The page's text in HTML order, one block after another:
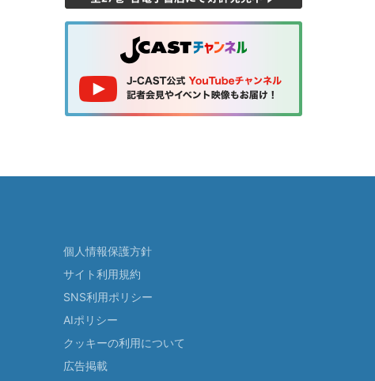
個人情報保護方針
サイト利用規約
SNS利用ポリシー
AIポリシー
クッキーの利用について
広告掲載